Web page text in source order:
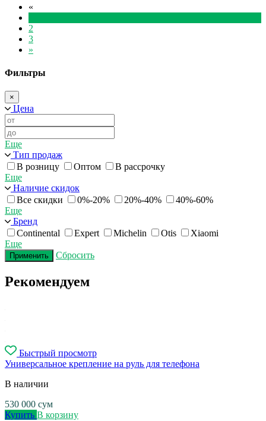
«
2
3
»
Фильтры
×
Цена
Еще
Тип продаж
В розницу
Оптом
В рассрочку
Еще
Наличие скидок
Все скидки
0%-20% 20%-40%
40%-60%
Еще
Бренд
Continental
Expert Michelin Otis
Xiaomi
Еще
Применить Сбросить
Рекомендуем
Быстрый просмотр
Универсальное крепление на руль для телефона
В наличии
530 000 сум
Купить В корзину